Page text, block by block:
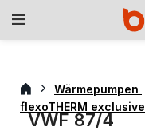
Wärmepumpen
flexoTHERM exclusive
VWF 87/4